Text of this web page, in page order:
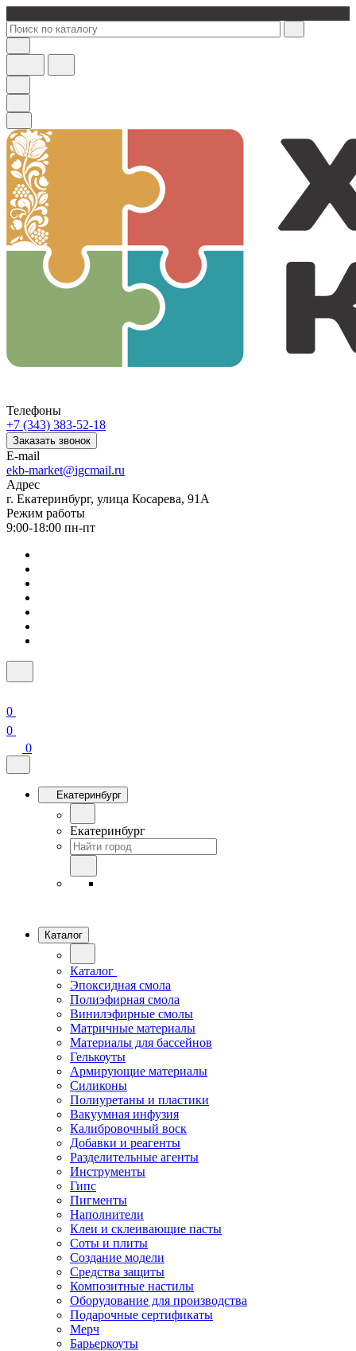
Телефоны
+7 (343) 383-52-18
Заказать звонок
E-mail
ekb-market@igcmail.ru
Адрес
г. Екатеринбург, улица Косарева, 91А
Режим работы
9:00-18:00 пн-пт
0
0
0
Екатеринбург
Екатеринбург
Каталог
Каталог
Эпоксидная смола
Полиэфирная смола
Винилэфирные смолы
Матричные материалы
Материалы для бассейнов
Гелькоуты
Армирующие материалы
Силиконы
Полиуретаны и пластики
Вакуумная инфузия
Калибровочный воск
Добавки и реагенты
Разделительные агенты
Инструменты
Гипс
Пигменты
Наполнители
Клеи и склеивающие пасты
Соты и плиты
Создание модели
Средства защиты
Композитные настилы
Оборудование для производства
Подарочные сертификаты
Мерч
Барьеркоуты